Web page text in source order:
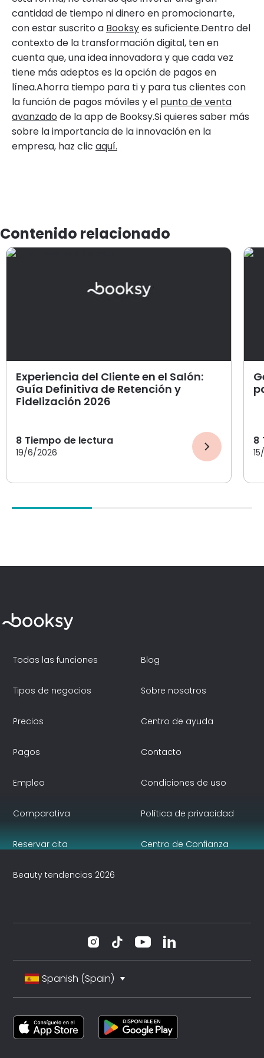
cantidad de tiempo ni dinero en promocionarte,
con estar suscrito a Booksyes suficiente.Dentro del
contexto de la transformación digital, ten en
cuenta que, una idea innovadora y que cada vez
tiene más adeptos es la opción de pagos en
línea.Ahorra tiempo para ti y para tus clientes con
la función de pagos móviles y el punto de venta
avanzadode la app de Booksy.Si quieres saber más
sobre la importancia de la innovación en la
empresa, haz clic aquí.
Contenido relacionado
Experiencia del Cliente en el Salón:
Guía Definitiva de Retención y
Fidelización 2026
8 Tiempo de lectura
19/6/2026
8
Todas las funciones
Tipos de negocios
Precios
Pagos
Blog
Sobre nosotros
Centro de ayuda
Contacto
Empleo
Comparativa
Reservar cita
Beauty tendencias 2026
Condiciones de uso
Política de privacidad
Centro de Confianza
Spanish (Spain)